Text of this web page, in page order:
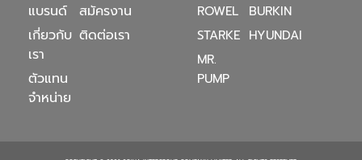
แบรนด์
เกี่ยวกับ
เรา
ตัวแทน
จำหน่าย
สมัครงาน
ติดต่อเรา
ROWEL
STARKE
MR.
PUMP
BURKIN
HYUNDAI